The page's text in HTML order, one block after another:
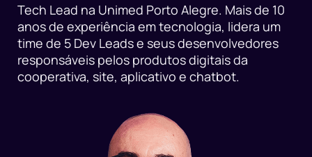
Tech Lead na Unimed Porto Alegre. Mais de 10
anos de experiência em tecnologia, lidera um
time de 5 Dev Leads e seus desenvolvedores
responsáveis pelos produtos digitais da
cooperativa, site, aplicativo e chatbot.